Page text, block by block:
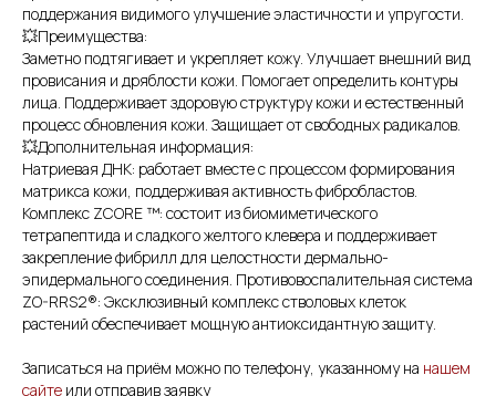
поддержания видимого улучшение эластичности и упругости.
💥Преимущества:
Заметно подтягивает и укрепляет кожу. Улучшает внешний вид
провисания и дряблости кожи. Помогает определить контуры
лица. Поддерживает здоровую структуру кожи и естественный
процесс обновления кожи. Защищает от свободных радикалов.
💥Дополнительная информация:
Натриевая ДНК: работает вместе с процессом формирования
матрикса кожи, поддерживая активность фибробластов.
Комплекс ZCORE ™: состоит из биомиметического
тетрапептида и сладкого желтого клевера и поддерживает
закрепление фибрилл для целостности дермально-
эпидермального соединения. Противовоспалительная система
ZO-RRS2®: Эксклюзивный комплекс стволовых клеток
растений обеспечивает мощную антиоксидантную защиту.
Записаться на приём можно по телефону, указанному на нашем
сайте или отправив заявку